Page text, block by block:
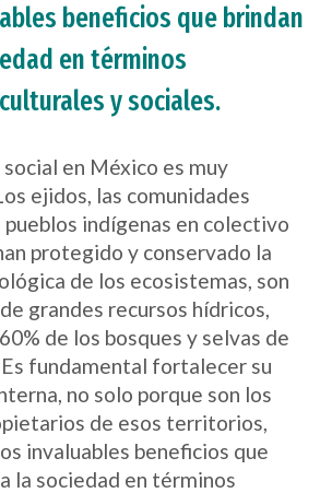
beneficios que brindan
en términos
y sociales.
en México es muy
ejidos, las comunidades
pueblos indígenas en colectivo
protegido y conservado la
de los ecosistemas, son
grandes recursos hídricos,
de los bosques y selvas de
fundamental fortalecer su
no solo porque son los
de esos territorios,
invaluables beneficios que
la sociedad en términos